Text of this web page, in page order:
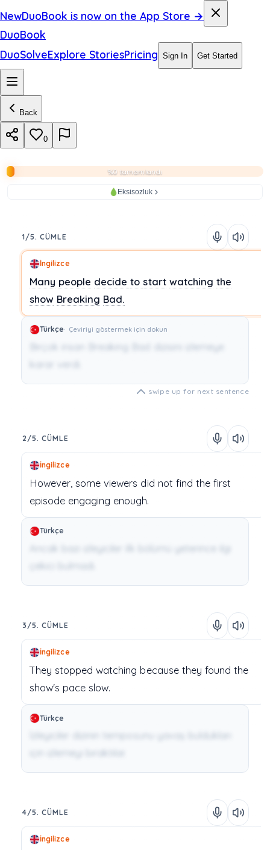
NewDuoBook is now on the App Store →
DuoBook
DuoSolveExplore StoriesPricing Sign In Get Started
Back
0
%0 tamamlandı
Eksisozluk
1/5. CÜMLE
İngilizce
Many people decidetostart watching the
show Breaking Bad.
Türkçe Çeviriyi göstermek için dokun
Birçok insan Breaking Bad dizisini izlemeye
swipe up for next sentence
2/5. CÜMLE
İngilizce
However, some viewers did not find the first
episode engaging enough.
Türkçe
3/5. CÜMLE
İngilizce
They stopped watching because they found the
show's paceslow.
Türkçe
4/5. CÜMLE
İngilizce